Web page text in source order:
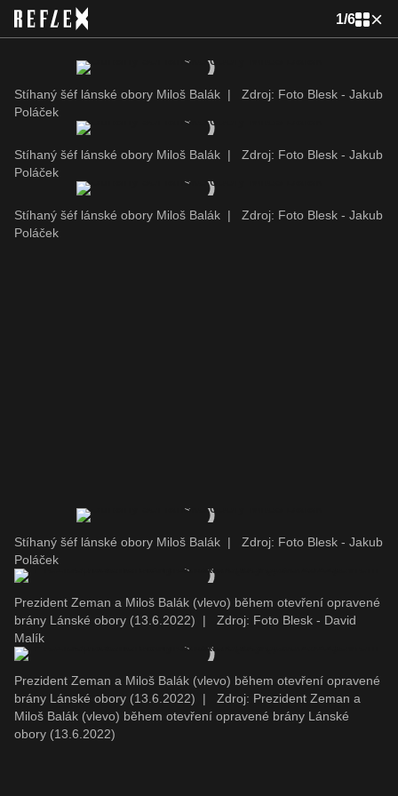
1/6
Stíhaný šéf lánské obory Miloš Balák |
Zdroj: Foto Blesk - Jakub
Poláček
Stíhaný šéf lánské obory Miloš Balák |
Zdroj: Foto Blesk - Jakub
Poláček
Stíhaný šéf lánské obory Miloš Balák |
Zdroj: Foto Blesk - Jakub
Poláček
Stíhaný šéf lánské obory Miloš Balák |
Zdroj: Foto Blesk - Jakub
Poláček
Prezident Zeman a Miloš Balák (vlevo) během otevření opravené
brány Lánské obory (13.6.2022)
|
Zdroj: Foto Blesk - David
Malík
Prezident Zeman a Miloš Balák (vlevo) během otevření opravené
brány Lánské obory (13.6.2022)
|
Zdroj: Prezident Zeman a
Miloš Balák (vlevo) během otevření opravené brány Lánské
obory (13.6.2022)